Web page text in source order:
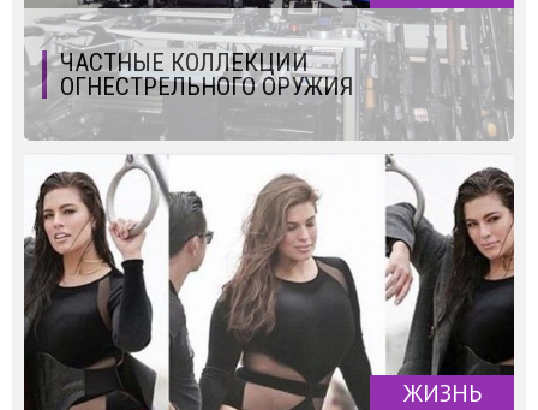
ЧАСТНЫЕ КОЛЛЕКЦИИ
ОГНЕСТРЕЛЬНОГО ОРУЖИЯ
ЖИЗНЬ